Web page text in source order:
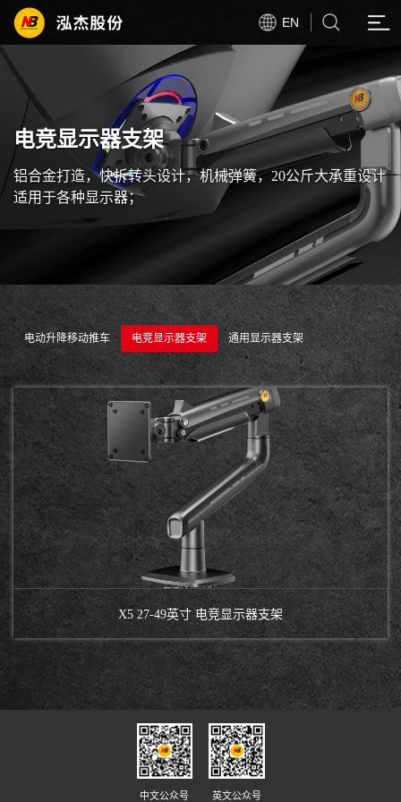
EN
电竞显示器支架
铝合金打造，快拆转头设计，机械弹簧，20公斤大承重设计
适用于各种显示器；
电动升降移动推车 电竞显示器支架 通用显示器支架
X5 27-49英寸 电竞显示器支架
中文公众号 英文公众号